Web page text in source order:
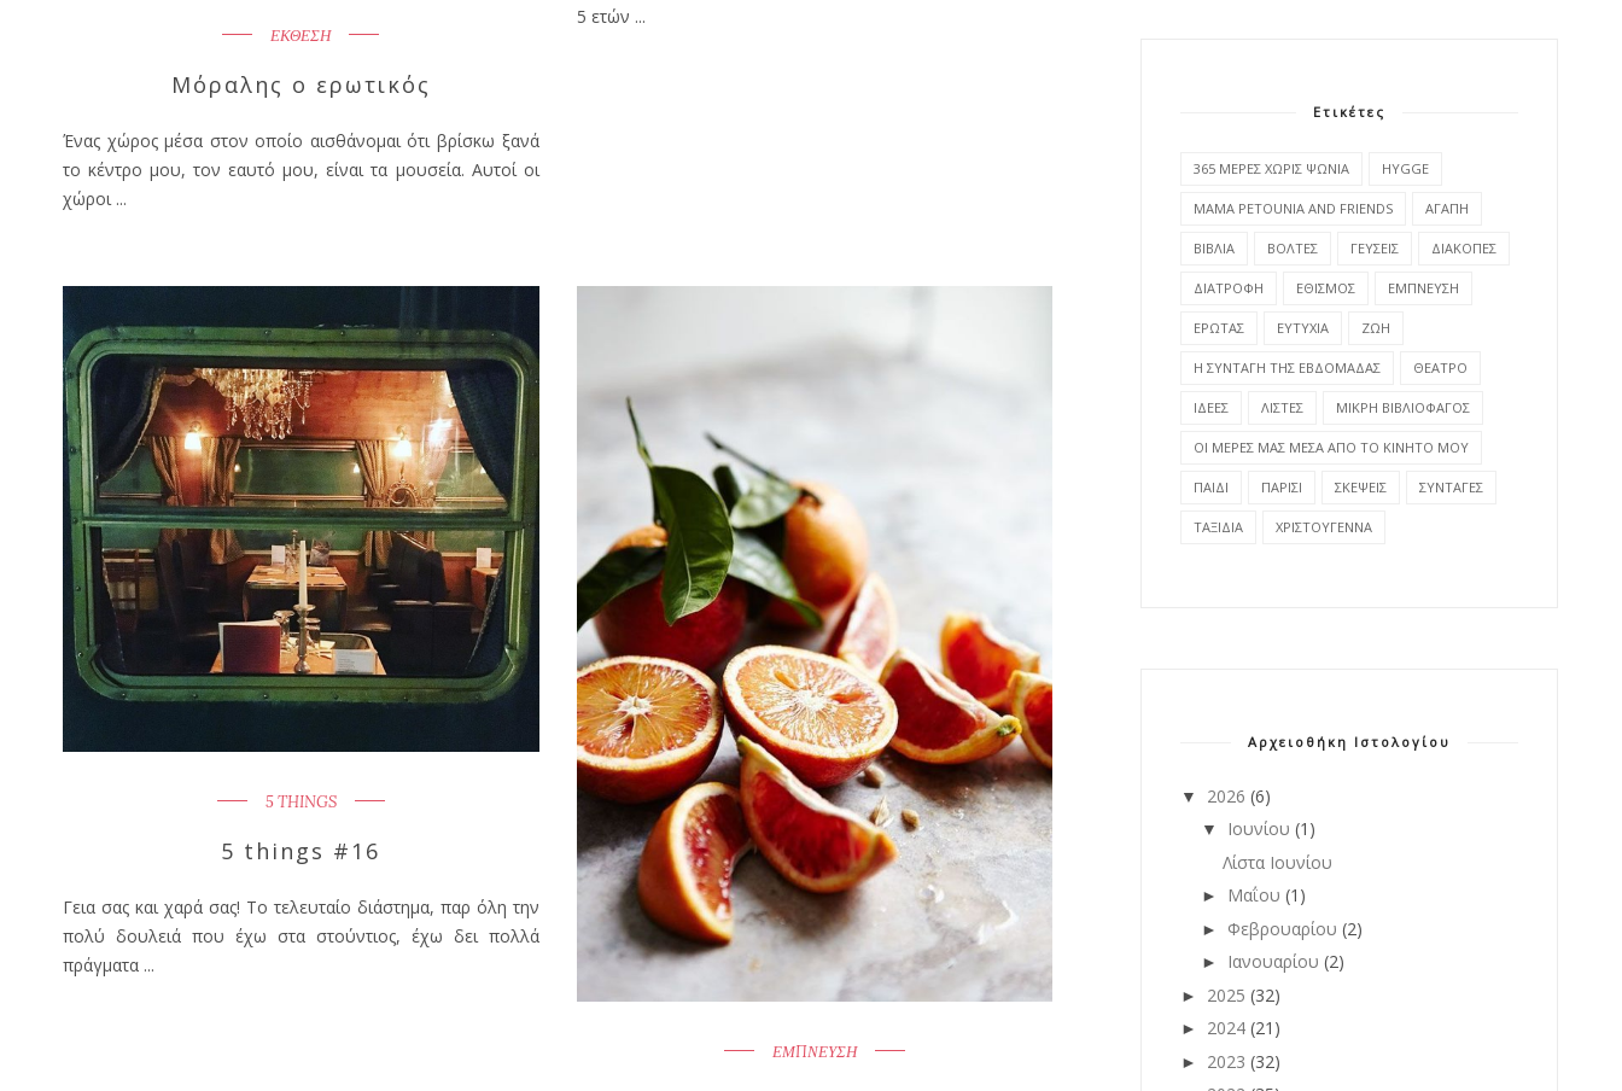
ΕΚΘΕΣΗ
Μόραλης ο ερωτικός
Ένας χώρος μέσα στον οποίο αισθάνομαι ότι βρίσκω ξανά
το κέντρο μου, τον εαυτό μου, είναι τα μουσεία. Αυτοί οι
χώροι ...
5 ετών ...
5 THINGS
5 things #16
Γεια σας και χαρά σας! Το τελευταίο διάστημα, παρ όλη την
πολύ δουλειά που έχω στα στούντιος, έχω δει πολλά
πράγματα ...
ΕΜΠΝΕΥΣΗ
Ετικέτες
365 ΜΕΡΕΣ ΧΩΡΙΣ ΨΩΝΙΑ HYGGE
MAMA PETOUNIA AND FRIENDS ΑΓΑΠΗ
ΒΙΒΛΙΑ ΒΟΛΤΕΣ ΓΕΥΣΕΙΣ ΔΙΑΚΟΠΕΣ
ΔΙΑΤΡΟΦΗ ΕΘΙΣΜΟΣ ΕΜΠΝΕΥΣΗ
ΕΡΩΤΑΣ ΕΥΤΥΧΙΑ ΖΩΗ
Η ΣΥΝΤΑΓΗ ΤΗΣ ΕΒΔΟΜΑΔΑΣ ΘΕΑΤΡΟ
ΙΔΕΕΣ ΛΙΣΤΕΣ ΜΙΚΡΗ ΒΙΒΛΙΟΦΑΓΟΣ
ΟΙ ΜΕΡΕΣ ΜΑΣ ΜΕΣΑ ΑΠΟ ΤΟ ΚΙΝΗΤΟ ΜΟΥ
ΠΑΙΔΙ ΠΑΡΙΣΙ ΣΚΕΨΕΙΣ ΣΥΝΤΑΓΕΣ
ΤΑΞΙΔΙΑ ΧΡΙΣΤΟΥΓΕΝΝΑ
Αρχειοθήκη Ιστολογίου
▼ 2026 (6)
▼ Ιουνίου (1)
Λίστα Ιουνίου
► Μαΐου (1)
► Φεβρουαρίου (2)
► Ιανουαρίου (2)
► 2025 (32)
► 2024 (21)
► 2023 (32)